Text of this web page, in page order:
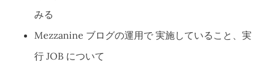
みる
Mezzanine ブログの運用で 実施していること、実
行 JOB について